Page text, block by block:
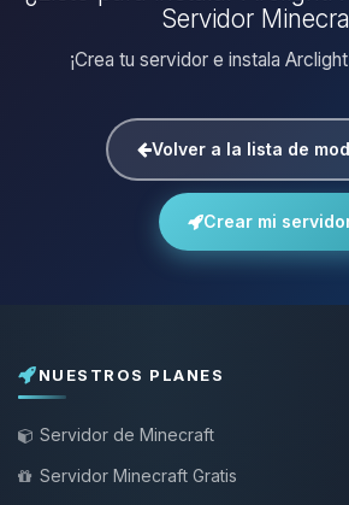
Servidor
¡Crea tu servidor e instala
Volver a la lista de
Crear mi
NUESTROS PLANES
Servidor de Minecraft
Servidor Minecraft Gratis